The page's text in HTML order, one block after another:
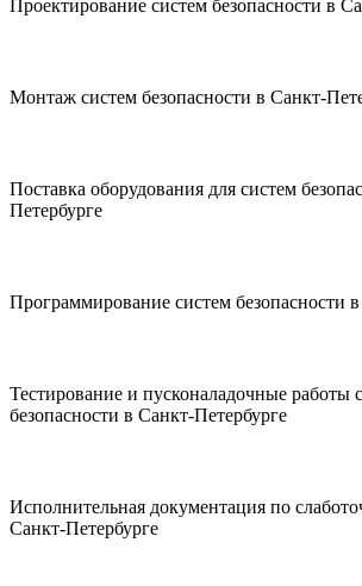
Проектирование систем безопасности в
Монтаж систем безопасности в Санкт-
Поставка оборудования для систем
Петербурге
Программирование систем безопасности
Тестирование и пусконаладочные работы
безопасности в Санкт-Петербурге
Исполнительная документация по
Санкт-Петербурге